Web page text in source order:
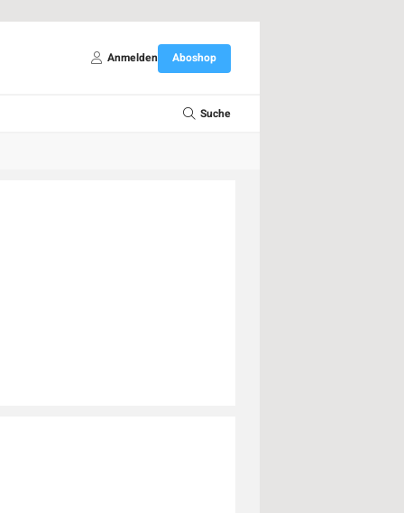
Anmelden Aboshop
Suche